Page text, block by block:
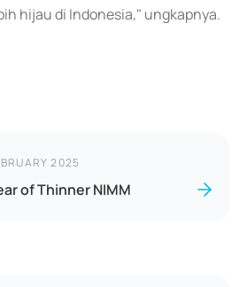
hijau di Indonesia," ungkapnya.
2025
of Thinner NIMM